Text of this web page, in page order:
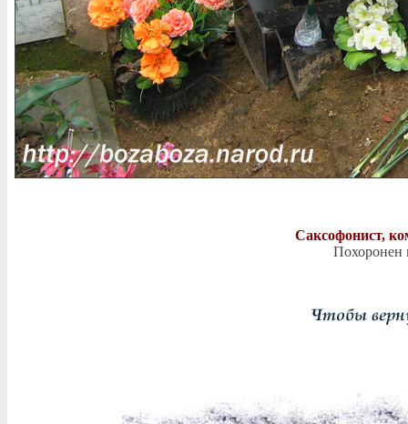
Саксофонист,
Похоронен